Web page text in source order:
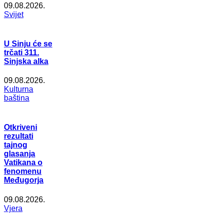
09.08.2026.
Svijet
U Sinju će se
trčati 311.
Sinjska alka
09.08.2026.
Kulturna
baština
Otkriveni
rezultati
tajnog
glasanja
Vatikana o
fenomenu
Međugorja
09.08.2026.
Vjera